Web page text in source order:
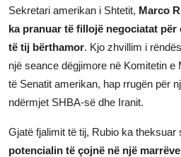
Gallery
Shqip
Sekretari amerikan i Shtetit, Marco
ka pranuar të fillojë negociatat
të tij bërthamor. Kjo zhvillim i
një seance dëgjimore në Komitetin
të Senatit amerikan, hap rrugën për
ndërmjet SHBA-së dhe Iranit.
Gjatë fjalimit të tij, Rubio ka theksuar
potencialin të çojnë në një